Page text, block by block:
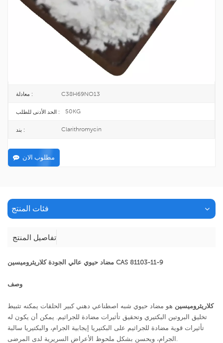
CAS رقم. : 81103-11-9
1806241-263-5
25KG/DRUM
TOPINCHEM®
معادلة : C38H69NO13
الحد الأدنى للطلب : 50KG
بند : Clarithromycin
مطلوب الان
فئات المنتج
تفاصيل المنتج
مضاد حيوي عالي الجودة كلاريثروميسين CAS 81103-11-9
وصف
كلاريثروميسين هو مضاد حيوي شبه اصطناعي دهني كبير الحلقات يمكنه تثبيط
تخليق البروتين البكتيري وتحقيق تأثيرات مضادة للجراثيم. يمكن أن يكون له
تأثيرات قوية مضادة للجراثيم على البكتيريا إيجابية الجرام، والبكتيريا سالبة
الجرام، ويحسن بشكل ملحوظ الأعراض السريرية لدى المرضى.